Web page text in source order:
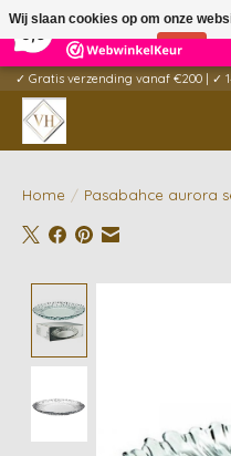
5
✓ Gratis verzending vanaf €200 | ✓
Home / Pasabahce aurora
Wij slaan cookies op om onze
Nee